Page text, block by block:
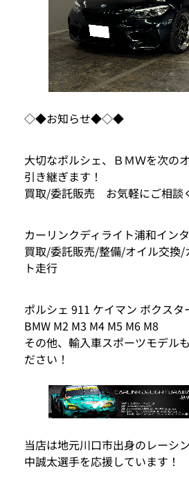
◇◆お知らせ◆◇◆
大切なポルシェ、ＢＭＷを次の
引き継ぎます！
買取/委託販売 お気軽にご相談
カーリンクディライト浦和イン
買取/委託販売/整備/オイル交換/
ト走行
ポルシェ 911 ケイマン ボクスタ
BMW M2 M3 M4 M5 M6 M8
その他、輸入車スポーツモデル
ださい！
当店は地元川口市出身のレー
中誠太選手を応援しています！